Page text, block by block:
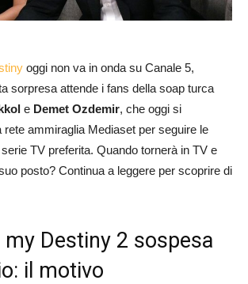
oggi non va in onda su Canale 5,
sorpresa attende i fans della soap turca
e Demet Ozdemir, che oggi si
rete ammiraglia Mediaset per seguire le
TV preferita. Quando tornerà in TV e
posto? Continua a leggere per scoprire di
Destiny 2 sospesa
il motivo